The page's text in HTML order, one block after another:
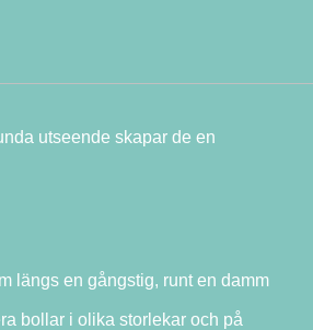
utseende skapar de en
längs en gångstig, runt en damm
bollar i olika storlekar och på